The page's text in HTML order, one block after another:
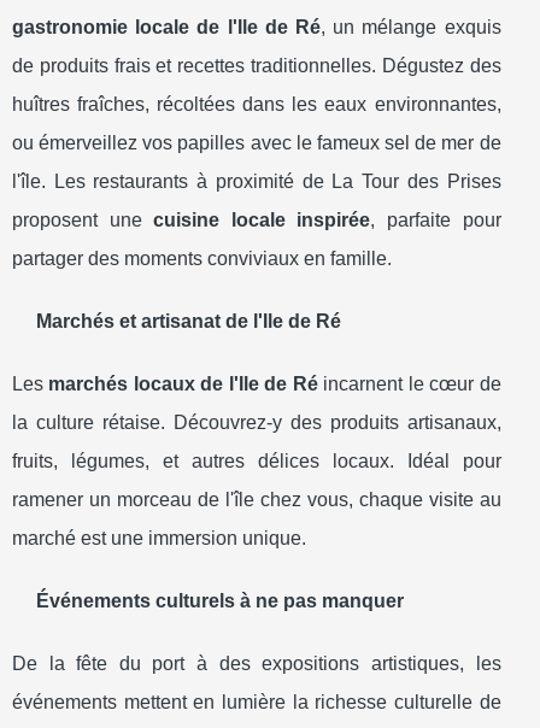
gastronomie locale de l'Ile de Ré, un mélange exquis
de produits frais et recettes traditionnelles. Dégustez des
huîtres fraîches, récoltées dans les eaux environnantes,
ou émerveillez vos papilles avec le fameux sel de mer de
l'île. Les restaurants à proximité de La Tour des Prises
proposent unecuisine locale inspirée, parfaite pour
partager des moments conviviaux en famille.
Marchés et artisanat de l'Ile de Ré
Les marchés locaux de l'Ile de Réincarnent le cœur de
la culture rétaise. Découvrez-y des produits artisanaux,
fruits, légumes, et autres délices locaux. Idéal pour
ramener un morceau de l'île chez vous, chaque visite au
marché est une immersion unique.
Événements culturels à ne pas manquer
De la fête du port à des expositions artistiques, les
événements mettent en lumière la richesse culturelle de